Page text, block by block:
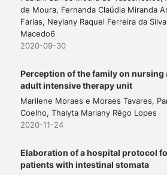
de Moura, Fernanda Claúdia Miranda
Farias, Neylany Raquel Ferreira da
Macedo6
2020-09-30
Perception of the family on nursing
adult intensive therapy unit
Marilene Moraes e Moraes Tavares,
Coelho, Thalyta Mariany Rêgo Lopes
2020-11-24
Elaboration of a hospital protocol
patients with intestinal stomata